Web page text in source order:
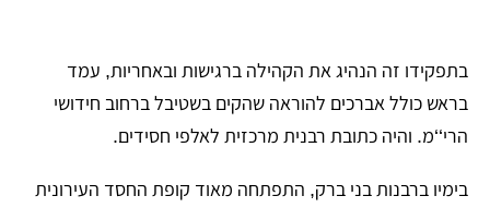
בתפקידו זה הנהיג את הקהילה ברגישות ובאחריות, עמד
בראש כולל אברכים להוראה שהקים בשטיבל ברחוב חידושי
הרי‘‘מ. והיה כתובת רבנית מרכזית לאלפי חסידים.
בימיו ברבנות בני ברק, התפתחה מאוד קופת החסד העירונית